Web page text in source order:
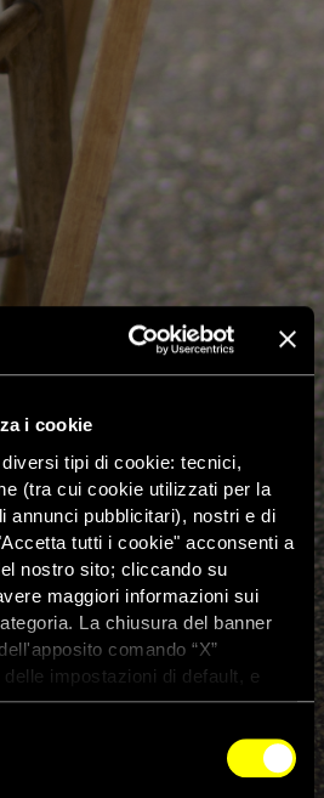
i cookie
tipi di cookie: tecnici,
(tra cui cookie utilizzati per la
annunci pubblicitari), nostri e di
tutti i cookie" acconsenti a
nostro sito; cliccando su
maggiori informazioni sui
La chiusura del banner
comando “X”
impostazioni di default, e
della navigazione con i cookie
clicca